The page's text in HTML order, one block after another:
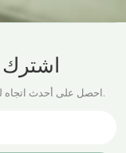
اشترك
احصل على أحدث اتجاه للألياف المعاد تدويرها في صندوق الوارد الخاص بك.